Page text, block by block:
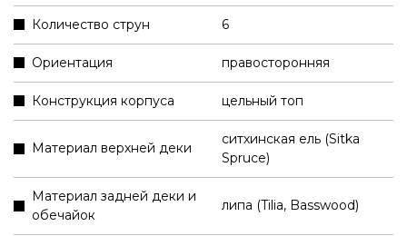
Количество струн 6
Ориентация правосторонняя
Конструкция корпуса цельный топ
Материал верхней деки
ситхинская ель (Sitka
Spruce)
Материал задней деки и
обечайок
липа (Tilia, Basswood)